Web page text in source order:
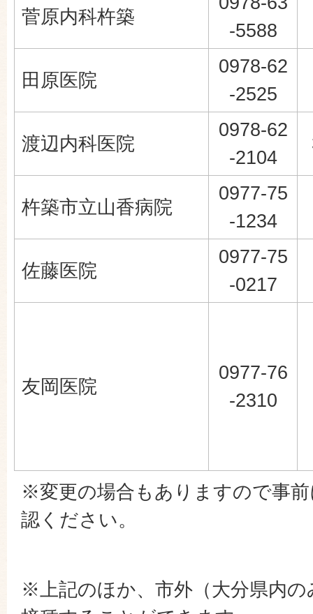
菅原内科杵築
-5588
田原医院
0978-62
-2525
渡辺内科医院
0978-62
-2104
杵築市立山香病院
0977-75
-1234
佐藤医院
0977-75
-0217
友岡医院
0977-76
-2310
※変更の場合もありますので事
認ください。
※上記のほか、市外（大分県内の